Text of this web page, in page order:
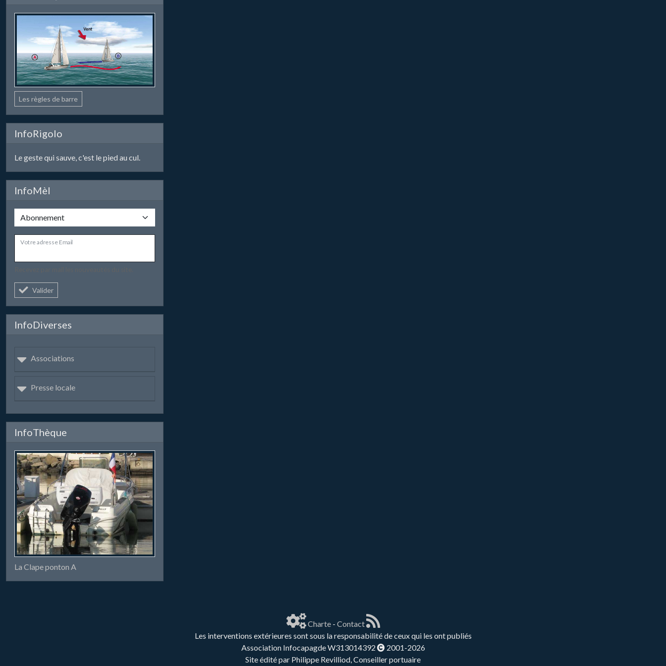
Les règles de barre
InfoRigolo
Le geste qui sauve, c'est le pied au cul.
InfoMèl
Votre adresse Email
Valider
InfoDiverses
Associations
Presse locale
InfoThèque
La Clape ponton A
Charte- Contact
Les interventions extérieures sont sous la responsabilité de ceux qui les ont publiés
Association Infocapagde W313014392
2001-2026
Site édité par Philippe Revilliod, Conseiller portuaire